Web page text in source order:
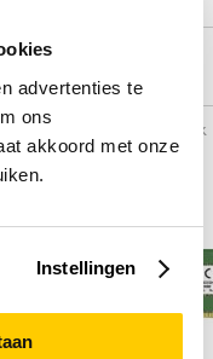
advertenties te
ons
akkoord met onze
Instellingen
Vergelijk